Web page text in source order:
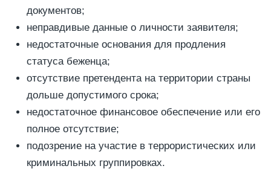
документов;
неправдивые данные о личности заявителя;
недостаточные основания для продления
статуса беженца;
отсутствие претендента на территории страны
дольше допустимого срока;
недостаточное финансовое обеспечение или его
полное отсутствие;
подозрение на участие в террористических или
криминальных группировках.